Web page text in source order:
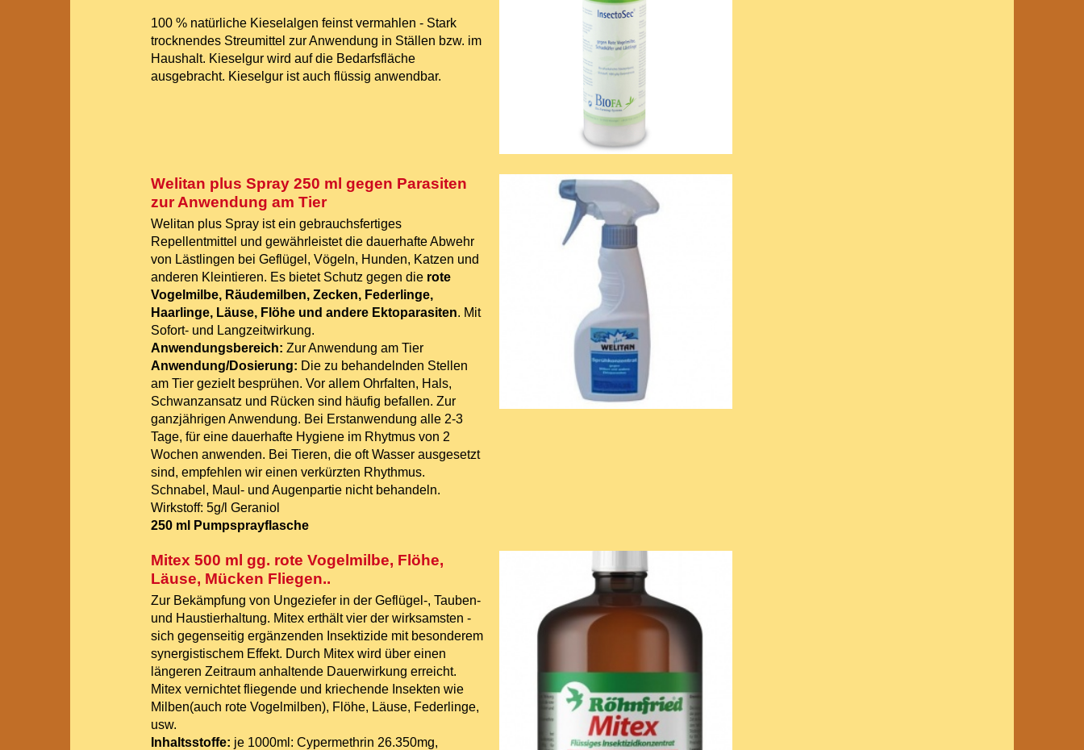
100 % natürliche Kieselalgen feinst vermahlen - Stark
trocknendes Streumittel zur Anwendung in Ställen bzw. im
Haushalt. Kieselgur wird auf die Bedarfsfläche
ausgebracht. Kieselgur ist auch flüssig anwendbar.
Welitan plus Spray 250 ml gegen Parasiten
zur Anwendung am Tier
Welitan plus Spray ist ein gebrauchsfertiges
Repellentmittel und gewährleistet die dauerhafte Abwehr
von Lästlingen bei Geflügel, Vögeln, Hunden, Katzen und
anderen Kleintieren. Es bietet Schutz gegen die rote
Vogelmilbe, Räudemilben, Zecken, Federlinge,
Haarlinge, Läuse, Flöhe und andere Ektoparasiten. Mit
Sofort- und Langzeitwirkung.
Anwendungsbereich: Zur Anwendung am Tier
Anwendung/Dosierung: Die zu behandelnden Stellen
am Tier gezielt besprühen. Vor allem Ohrfalten, Hals,
Schwanzansatz und Rücken sind häufig befallen. Zur
ganzjährigen Anwendung. Bei Erstanwendung alle 2-3
Tage, für eine dauerhafte Hygiene im Rhytmus von 2
Wochen anwenden. Bei Tieren, die oft Wasser ausgesetzt
sind, empfehlen wir einen verkürzten Rhythmus.
Schnabel, Maul- und Augenpartie nicht behandeln.
Wirkstoff: 5g/l Geraniol
250 ml Pumpsprayflasche
Mitex 500 ml gg. rote Vogelmilbe, Flöhe,
Läuse, Mücken Fliegen..
Zur Bekämpfung von Ungeziefer in der Geflügel-, Tauben-
und Haustierhaltung. Mitex erthält vier der wirksamsten -
sich gegenseitig ergänzenden Insektizide mit besonderem
synergistischem Effekt. Durch Mitex wird über einen
längeren Zeitraum anhaltende Dauerwirkung erreicht.
Mitex vernichtet fliegende und kriechende Insekten wie
Milben(auch rote Vogelmilben), Flöhe, Läuse, Federlinge,
usw.
Inhaltsstoffe: je 1000ml: Cypermethrin 26.350mg,